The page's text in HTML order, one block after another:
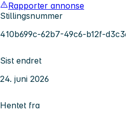
Rapporter annonse
Stillingsnummer
410b699c-62b7-49c6-b12f-
Sist endret
24. juni 2026
Hentet fra